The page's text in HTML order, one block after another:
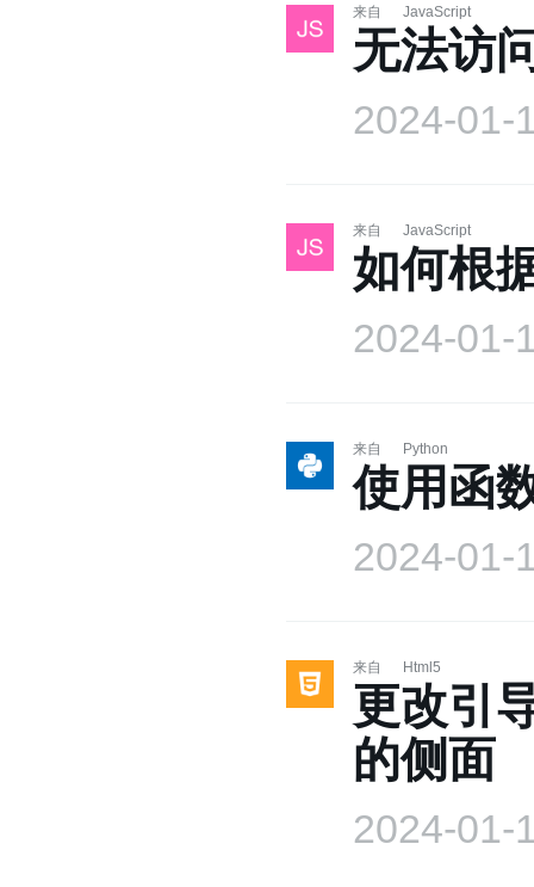
来自 JavaScript
无法访
2024-01-
来自 JavaScript
如何根
2024-01-
来自 Python
使用函
2024-01-
来自 Html5
更改引
的侧面
2024-01-